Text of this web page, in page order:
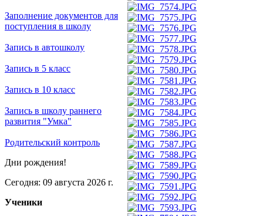
Заполнение документов для
поступления в школу
Запись в автошколу
Запись в 5 класс
Запись в 10 класс
Запись в школу раннего
развития "Умка"
Родительский контроль
Дни рождения!
Сегодня: 09 августа 2026 г.
Ученики